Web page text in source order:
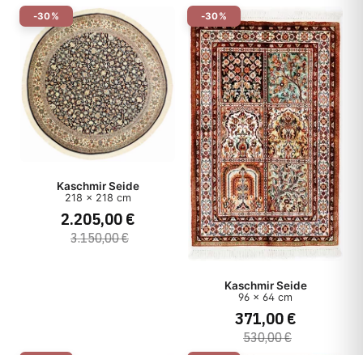
-30%
Kaschmir Seide
218 x 218 cm
2.205,00 €
3.150,00 €
-30%
Kaschmir Seide
96 x 64 cm
371,00 €
530,00 €